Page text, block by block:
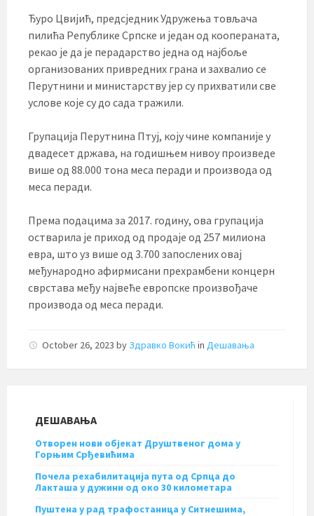
Ђуро Цвијић, предсједник Удружења товљача
пилића Републике Српске и један од коопераната,
рекао је да је перадарство једна од најбоље
организованих привредних грана и захвалио се
Перутнини и министарству јер су прихватили све
услове које су до сада тражили.
Групација Перутнина Птуј, коју чине компаније у
двадесет држава, на годишњем нивоу произведе
више од 88.000 тона меса перади и производа од
меса перади.
Према подацима за 2017. годину, ова групација
остварила је приход од продаје од 257 милиона
евра, што уз више од 3.700 запослених овај
међународно афирмисани прехрамбени концерн
сврстава међу највеће европске произвођаче
производа од меса перади.
October 26, 2023 by Здравко Вокић in Дешавања
ДЕШАВАЊА
Отворен нови објекат Друштвеног дома у
Горњим Срђевићима
Почела рехабилитација пута од Српца до
Лакташа у дужини од око 30 километара
Пуштена у рад трафостаница у Ситнешима,